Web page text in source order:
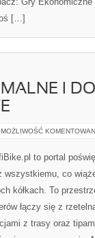
[…]
I
MOŻLIWOŚĆ
to portal
wszystkiemu, co
kółkach. To
łączy się z
z trasy oraz